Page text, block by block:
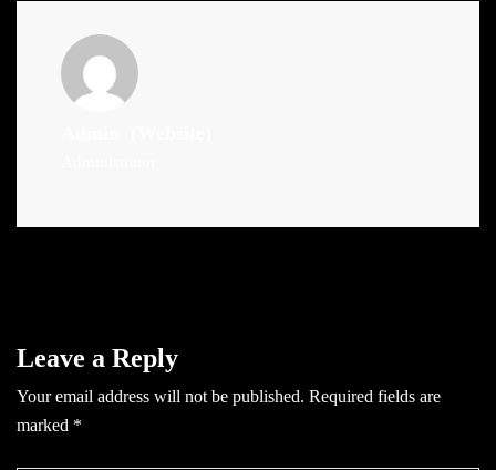
Leave a Reply
Your email address will not be published. Required fields are
marked *